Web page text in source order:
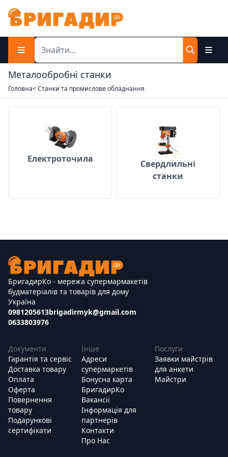
Металообробні станки
Головна< Станки та промислове обладнання
Електроточила
Свердлильні
станки
БригадирКо - мережа супермармакетів
будматеріалів та товарів для дому
Україна
0981205613
0633803976
brigadirmyk@gmail.com
Документи
Гарантія та сервіс
Доставка товару
Оплата
Оферта
Повернення
товару
Подарункові
сертифікати
Інше
Адреси
супермаркетів
Бонусна карта
БригадирКо
Вакансії
Інформація для
партнерів
Контакти
Про Нас
Послуги
Заявки майстрів
для анкети
Майстри